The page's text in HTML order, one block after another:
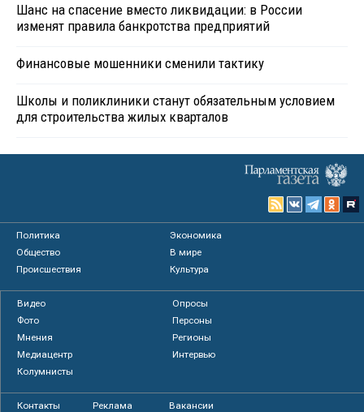
Шанс на спасение вместо ликвидации: в России
изменят правила банкротства предприятий
Финансовые мошенники сменили тактику
Школы и поликлиники станут обязательным условием
для строительства жилых кварталов
Политика
Экономика
Общество
В мире
Происшествия
Культура
Видео
Опросы
Фото
Персоны
Мнения
Регионы
Медиацентр
Интервью
Колумнисты
Контакты Реклама Вакансии